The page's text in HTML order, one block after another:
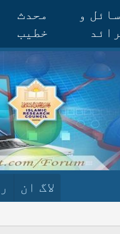
و
محدث
خطیب
لاگ ان